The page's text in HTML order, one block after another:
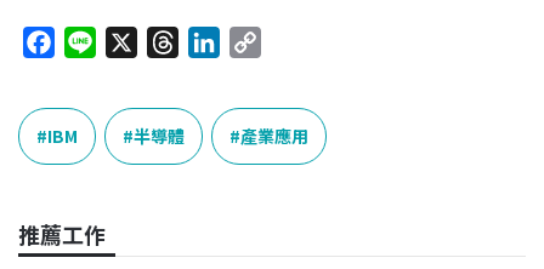
c
e
b
o
e
r
e
a
n
e
p
y
L
IBM 半導體 產業應用
推薦工作